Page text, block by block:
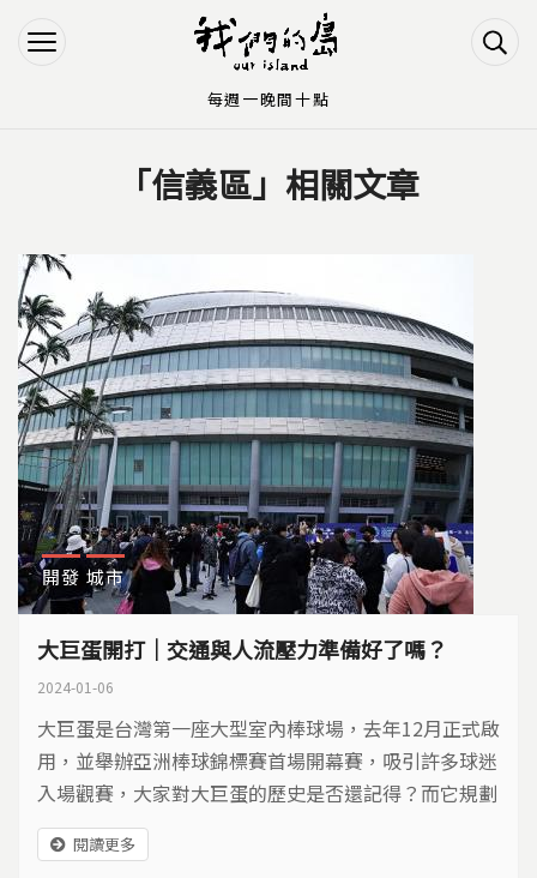
Jump to Navigation
Jump to Main content
「信義區」相關文章
開發 城市
大巨蛋開打｜交通與人流壓力準備好了嗎？
2024-01-06
大巨蛋是台灣第一座大型室內棒球場，去年12月正式啟
用，並舉辦亞洲棒球錦標賽首場開幕賽，吸引許多球迷
入場觀賽，大家對大巨蛋的歷史是否還記得？而它規劃
的退場機制、安全措施是否完善呢？
閱讀更多
每週一晚間十點